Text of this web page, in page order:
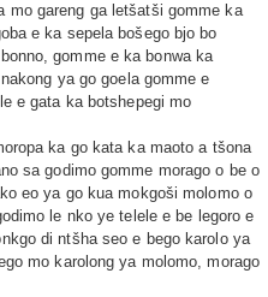
mo gareng ga letšatši gomme ka
e ka sepela bošego bjo bo
gomme e ka bonwa ka
ya go goela gomme e
e gata ka botshepegi mo
ka go kata ka maoto a tšona
sa godimo gomme morago o be o
eo ya go kua mokgoši molomo o
le nko ye telele e be legoro e
di ntšha seo e bego karolo ya
mo karolong ya molomo, morago